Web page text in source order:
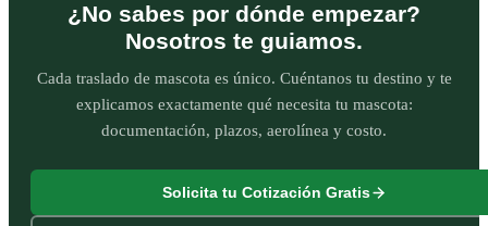
¿No sabes por dónde empezar?
Nosotros te guiamos.
Cada traslado de mascota es único. Cuéntanos tu destino y te
explicamos exactamente qué necesita tu mascota:
documentación, plazos, aerolínea y costo.
Solicita tu Cotización Gratis